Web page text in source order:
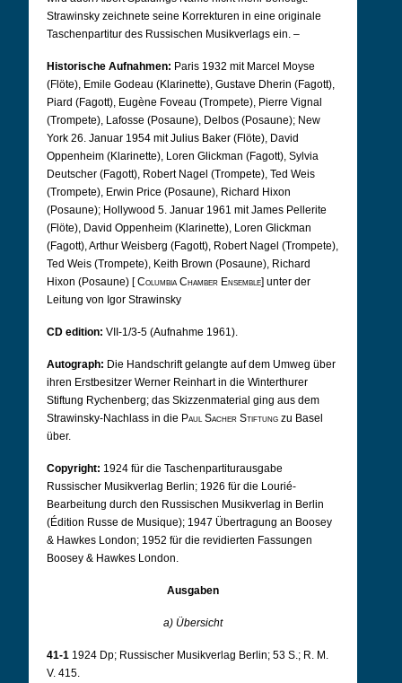
Strawinsky zeichnete seine Korrekturen in eine originale
Taschenpartitur des Russischen Musikverlags ein. –
Historische Aufnahmen: Paris 1932 mit Marcel Moyse
(Flöte), Emile Godeau (Klarinette), Gustave Dherin (Fagott),
Piard (Fagott), Eugène Foveau (Trompete), Pierre Vignal
(Trompete), Lafosse (Posaune), Delbos (Posaune); New
York 26. Januar 1954 mit Julius Baker (Flöte), David
Oppenheim (Klarinette), Loren Glickman (Fagott), Sylvia
Deutscher (Fagott), Robert Nagel (Trompete), Ted Weis
(Trompete), Erwin Price (Posaune), Richard Hixon
(Posaune); Hollywood 5. Januar 1961 mit James Pellerite
(Flöte), David Oppenheim (Klarinette), Loren Glickman
(Fagott), Arthur Weisberg (Fagott), Robert Nagel (Trompete),
Ted Weis (Trompete), Keith Brown (Posaune), Richard
Hixon (Posaune) [Columbia Chamber Ensemble] unter der
Leitung von Igor Strawinsky
CD edition: VII-1/3-5 (Aufnahme 1961).
Autograph: Die Handschrift gelangte auf dem Umweg über
ihren Erstbesitzer Werner Reinhart in die Winterthurer
Stiftung Rychenberg; das Skizzenmaterial ging aus dem
Strawinsky-Nachlass in die Paul Sacher Stiftung zu Basel
über.
Copyright: 1924 für die Taschenpartiturausgabe
Russischer Musikverlag Berlin; 1926 für die Lourié-
Bearbeitung durch den Russischen Musikverlag in Berlin
(Édition Russe de Musique); 1947 Übertragung an Boosey
& Hawkes London; 1952 für die revidierten Fassungen
Boosey & Hawkes London.
Ausgaben
a) Übersicht
41-1 1924 Dp; Russischer Musikverlag Berlin; 53 S.; R. M.
V. 415.